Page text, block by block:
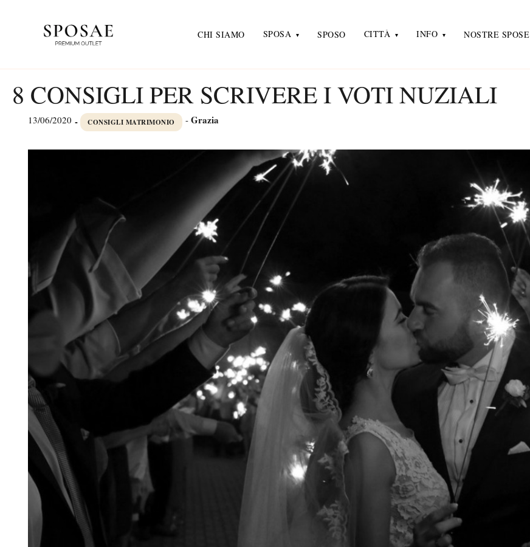
CHI SIAMO SPOSA SPOSO CITTÀ INFO
NOSTRE SPOSE
8 CONSIGLI PER SCRIVERE I VOTI NUZIALI
13/06/2020 - CONSIGLI MATRIMONIO - Grazia